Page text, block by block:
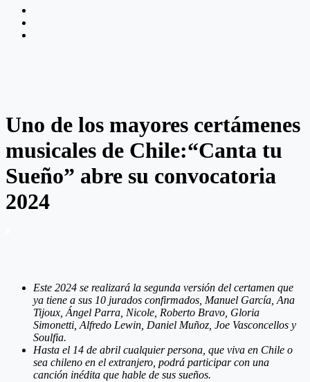
Uno de los mayores certámenes
musicales de Chile:“Canta tu
Sueño” abre su convocatoria
2024
Este 2024 se realizará la segunda versión del certamen que
ya tiene a sus 10 jurados confirmados , Manuel García, Ana
Tijoux, Ángel Parra, Nicole, Roberto Bravo, Gloria
Simonetti, Alfredo Lewin, Daniel Muñoz, Joe Vasconcellos y
Soulfia.
Hasta el 14 de abril cualquier persona, que viva en Chile o
sea chileno en el extranjero, podrá participar con una
canción inédita que hable de sus sueños.